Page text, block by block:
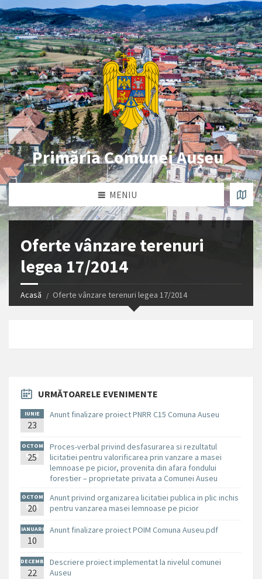
Primăria Comunei Aușeu
MENIU
Oferte vânzare terenuri
legea 17/2014
Acasă Oferte vânzare terenuri legea 17/2014
URMĂTOARELE EVENIMENTE
IUNIE
23
Anunt finalizare proiect PNRR C15 Comuna Auseu
OCTOM
BRIE
25
Proces-verbal privind desfasurarea si rezultatul
licitatiei pentru valorificarea prin vanzare a masei
lemnoase pe picior, provenita din afara fondului
forestier – proprietate privata a Comunei Auseu
OCTOM
BRIE
20
Anunt privind organizarea licitatiei publica in plic inchis
pentru vanzarea masei lemnoase pe picior
IANUARI
E
10
Anunt finalizare proiect POIM Comuna Auseu.pdf
DECEMB
RIE
22
Descriere proiect implementat la nivelul comunei
Auseu